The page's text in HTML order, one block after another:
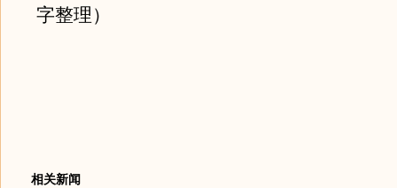
字整理）
相关新闻